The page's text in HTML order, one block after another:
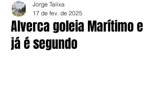
Alverca goleia Marítimo e
já é segundo
Jorge Talixa
17 de fev. de 2025